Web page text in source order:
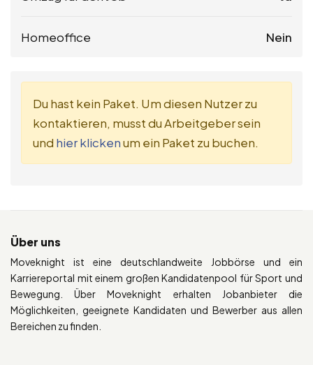
Homeoffice Nein
Du hast kein Paket. Um diesen Nutzer zu
kontaktieren, musst du Arbeitgeber sein
und hier klickenum ein Paket zu buchen.
Über uns
Moveknight ist eine deutschlandweite Jobbörse und ein
Karriereportal mit einem großen Kandidatenpool für Sport und
Bewegung. Über Moveknight erhalten Jobanbieter die
Möglichkeiten, geeignete Kandidaten und Bewerber aus allen
Bereichen zu finden.